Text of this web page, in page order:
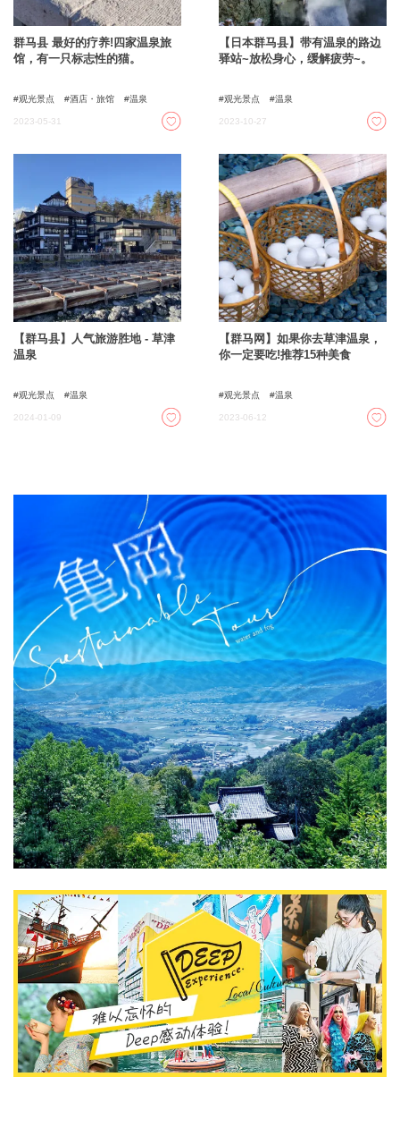
群马县 最好的疗养!四家温泉旅
馆，有一只标志性的猫。
观光景点 酒店・旅馆 温泉
2023-05-31
【日本群马县】带有温泉的路边
驿站~放松身心，缓解疲劳~。
观光景点 温泉
2023-10-27
【群马县】人气旅游胜地 - 草津
温泉
观光景点 温泉
2024-01-09
【群马网】如果你去草津温泉，
你一定要吃!推荐15种美食
观光景点 温泉
2023-06-12